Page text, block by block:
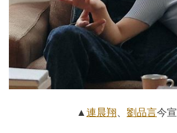
▲連晨翔、 劉品言今